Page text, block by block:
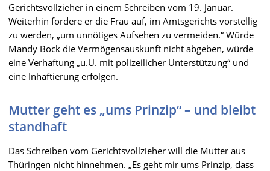
Gerichtsvollzieher in einem Schreiben vom 19. Januar.
Weiterhin fordere er die Frau auf, im Amtsgerichts vorstellig
zu werden, „um unnötiges Aufsehen zu vermeiden.“ Würde
Mandy Bock die Vermögensauskunft nicht abgeben, würde
eine Verhaftung „u.U. mit polizeilicher Unterstützung“ und
eine Inhaftierung erfolgen.
Mutter geht es „ums Prinzip“ – und bleibt
standhaft
Das Schreiben vom Gerichtsvollzieher will die Mutter aus
Thüringen nicht hinnehmen. „Es geht mir ums Prinzip, dass